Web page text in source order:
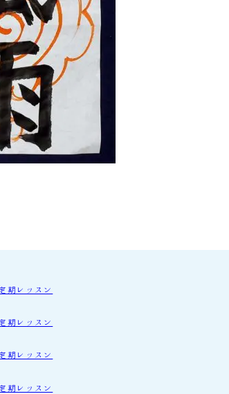
期レッスン
期レッスン
期レッスン
期レッスン